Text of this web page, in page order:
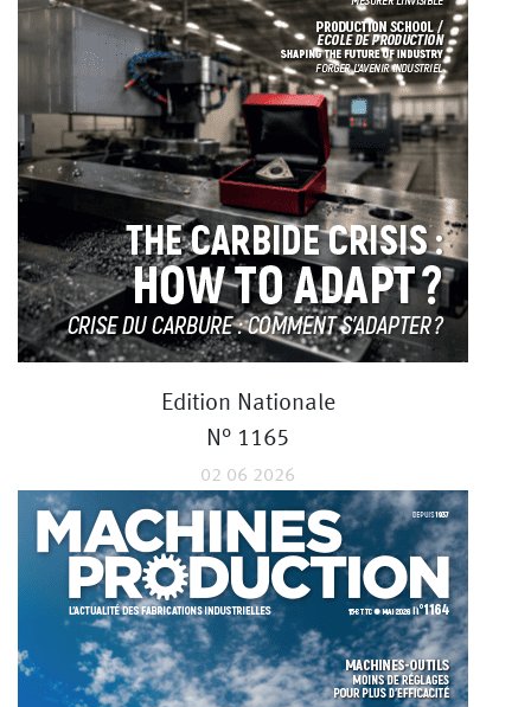
Edition Nationale
N° 1165
02 06 2026